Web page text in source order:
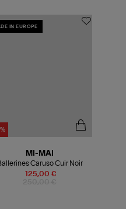
IN EUROPE
125,00 €
MI-MAI
Caruso Cuir Noir